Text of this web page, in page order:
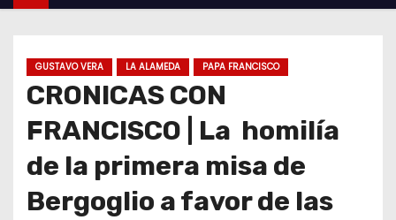
GUSTAVO VERA LA ALAMEDA PAPA FRANCISCO
CRONICAS CON
FRANCISCO | La homilía
de la primera misa de
Bergoglio a favor de las